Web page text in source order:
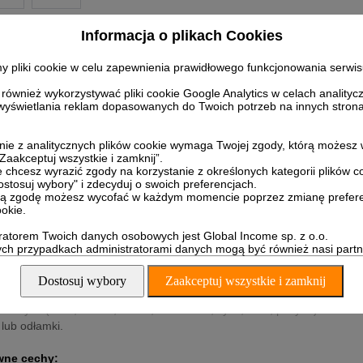
to idealnie nadaje się do skutecznego szukania przedmiotów
wartościowych rzeczy ukrytych pod ziemią. Wykrywacz
urządzenia nowe, z gwarancją oraz polską instrukcją obsługi.
cewka
zastosowano zaawansowaną, wodoodporną cewkę (sondę)
charakteryzuje się ona dużą precyzją w znajdywaniu
w ścianach lub podłodze. W przypadku wykrycia metalu,
ta pozwala wykrywaczowi na rozróżnienie rodzajów metali, a
(złoto, srebro, miedź, aluminium, cynk, ołów, platyna).
odłamki.
cechy:
Informacja o plikach Cookies
pliki cookie w celu zapewnienia prawidłowego funkcjonowania
wykorzystywać pliki cookie Google Analytics w celach
reklam dopasowanych do Twoich potrzeb na innych
z analitycznych plików cookie wymaga Twojej zgody, którą możesz
wszystkie i zamknij”.
chcesz wyrazić zgody na korzystanie z określonych kategorii plików
wybory" i zdecyduj o swoich preferencjach.
zgodę możesz wycofać w każdym momencie poprzez zmianę
Twoich danych osobowych jest Global Income sp. z o.o.
przypadkach administratorami danych mogą być również nasi
Dostosuj wybory Zaakceptuj wszystkie i zamknij